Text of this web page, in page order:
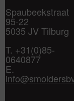
Spaubeekstraat
95-22
5035 JV Tilburg
T. +31(0)85-
0640877
E.